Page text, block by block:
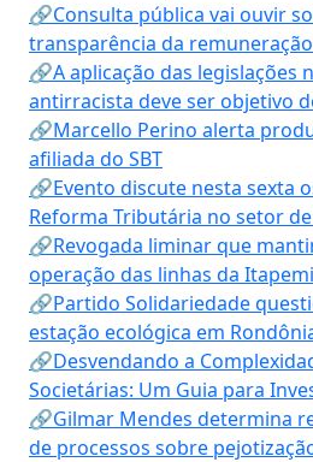
🔗Consulta pública vai ouvir
transparência da
🔗A aplicação das legislações
antirracista deve ser objetivo
🔗Marcello Perino alerta
afiliada do SBT
🔗Evento discute nesta sexta
Reforma Tributária no setor
🔗Revogada liminar que
operação das linhas da
🔗Partido Solidariedade
estação ecológica em
🔗Desvendando a
Societárias: Um Guia para
🔗Gilmar Mendes determina
de processos sobre